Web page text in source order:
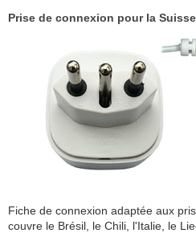
Prise de connexion pour la
Fiche de connexion adaptée aux
couvre le Brésil, le Chili, l'Italie, le